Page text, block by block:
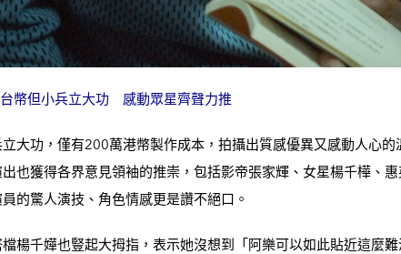
幣但小兵立大功 感動眾星齊聲力推
立大功，僅有200萬港幣製作成本，拍攝出質感優異又感動人心
也獲得各界意見領袖的推崇，包括影帝張家輝、女星楊千樺、
的驚人演技、角色情感更是讚不絕口。
楊千嬅也豎起大拇指，表示她沒想到「阿樂可以如此貼近這麼